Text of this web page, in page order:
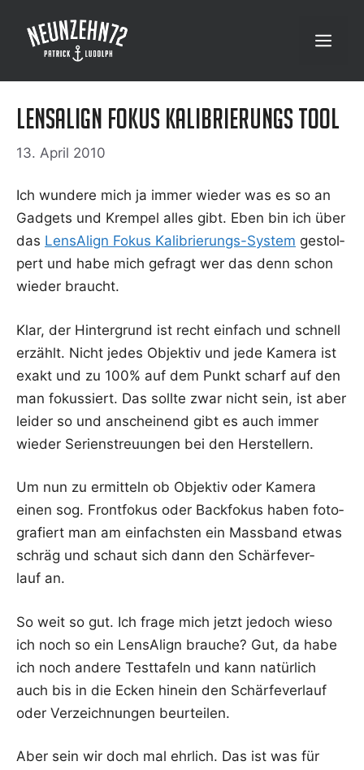
Inhalt
springen
Menü
LensAlign Fokus Kalibrierungs Tool
13. April 2010
Ich wun­de­re mich ja immer wie­der was es so an
Gad­gets und Krem­pel alles gibt. Eben bin ich über
das Len­sA­lign Fokus Kali­brie­rungs-Sys­tem gestol­
pert und habe mich gefragt wer das denn schon
wie­der braucht.
Klar, der Hin­ter­grund ist recht ein­fach und schnell
erzählt. Nicht jedes Objek­tiv und jede Kame­ra ist
exakt und zu 100% auf dem Punkt scharf auf den
man fokus­siert. Das soll­te zwar nicht sein, ist aber
lei­der so und anschei­nend gibt es auch immer
wie­der Seri­en­streu­un­gen bei den Herstellern.
Um nun zu ermit­teln ob Objek­tiv oder Kame­ra
einen sog. Front­fo­kus oder Back­fo­kus haben foto­
gra­fiert man am ein­fachs­ten ein Mass­band etwas
schräg und schaut sich dann den Schär­fe­ver­
lauf an.
So weit so gut. Ich fra­ge mich jetzt jedoch wie­so
ich noch so ein Len­sA­lign brau­che? Gut, da habe
ich noch ande­re Test­ta­feln und kann natür­lich
auch bis in die Ecken hin­ein den Schär­fe­ver­lauf
oder Ver­zeich­nun­gen beurteilen.
Aber sein wir doch mal ehr­lich. Das ist was für